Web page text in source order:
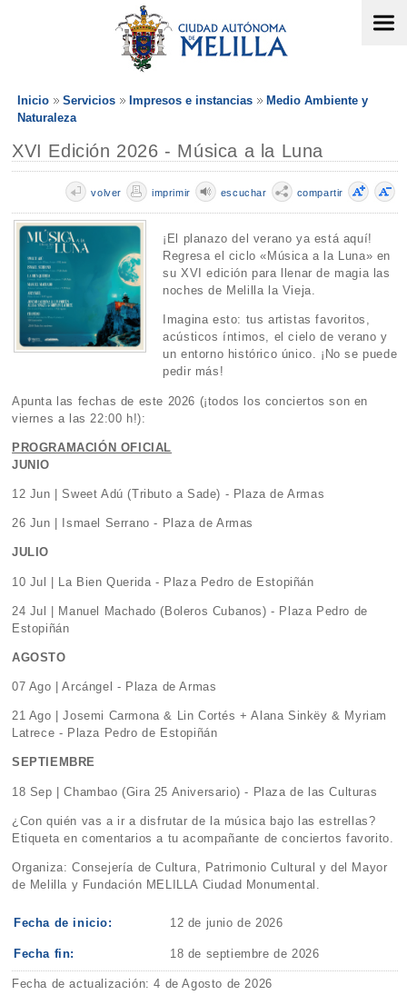
Inicio Servicios Impresos e instancias
Medio Ambiente y
Naturaleza
XVI Edición 2026 - Música a la Luna
compartir
escuchar
imprimir
volver
¡El planazo del verano ya está aquí!
Regresa el ciclo «Música a la Luna» en
su XVI edición para llenar de magia las
noches de Melilla la Vieja.
Imagina esto: tus artistas favoritos,
acústicos íntimos, el cielo de verano y
un entorno histórico único. ¡No se puede
pedir más!
Apunta las fechas de este 2026 (¡todos los conciertos son en
viernes a las 22:00 h!):
PROGRAMACIÓN OFICIAL
JUNIO
12 Jun | Sweet Adú (Tributo a Sade) - Plaza de Armas
26 Jun | Ismael Serrano - Plaza de Armas
JULIO
10 Jul | La Bien Querida - Plaza Pedro de Estopiñán
24 Jul | Manuel Machado (Boleros Cubanos) - Plaza Pedro de
Estopiñán
AGOSTO
07 Ago | Arcángel - Plaza de Armas
21 Ago | Josemi Carmona & Lin Cortés + Alana Sinkëy & Myriam
Latrece - Plaza Pedro de Estopiñán
SEPTIEMBRE
18 Sep | Chambao (Gira 25 Aniversario) - Plaza de las Culturas
¿Con quién vas a ir a disfrutar de la música bajo las estrellas?
Etiqueta en comentarios a tu acompañante de conciertos favorito.
Organiza: Consejería de Cultura, Patrimonio Cultural y del Mayor
de Melilla y Fundación MELILLA Ciudad Monumental.
Fecha de inicio: 12 de junio de 2026
Fecha fin: 18 de septiembre de 2026
Fecha de actualización: 4 de Agosto de 2026